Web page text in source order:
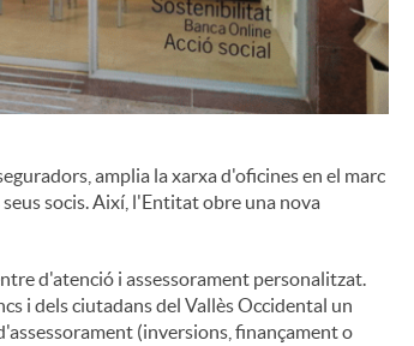
amplia la xarxa d'oficines en el marc
socis. Així, l'Entitat obre una nova
d'atenció i assessorament personalitzat.
i dels ciutadans del Vallès Occidental un
(inversions, finançament o